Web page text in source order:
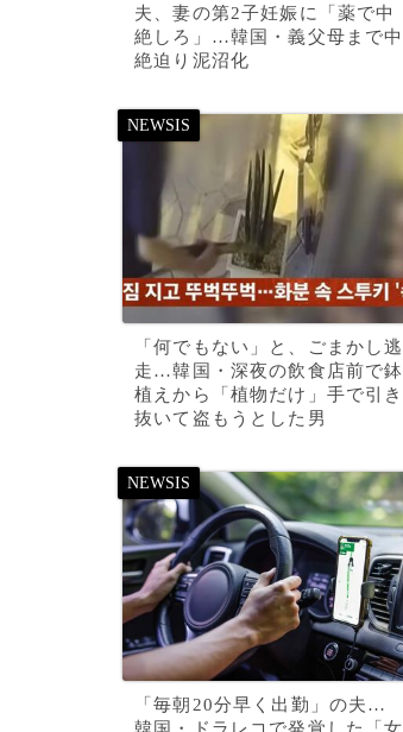
夫、妻の第2子妊娠に「薬で中
絶しろ」…韓国・義父母まで中
絶迫り泥沼化
「何でもない」と、ごまかし逃
走…韓国・深夜の飲食店前で鉢
植えから「植物だけ」手で引き
抜いて盗もうとした男
「毎朝20分早く出勤」の夫…